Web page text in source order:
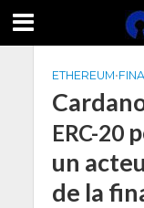
ETHEREUM•
ERC-20
un
de la